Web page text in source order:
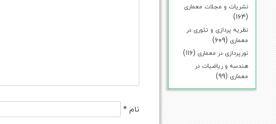
نشریات و مجلات معماری
(۱۶۴)
نظریه پردازی و تئوری در
معماری (۶۰۹)
نورپردازی در معماری (۱۱۶)
هندسه و ریاضیات در
معماری (۹۹)
نام*